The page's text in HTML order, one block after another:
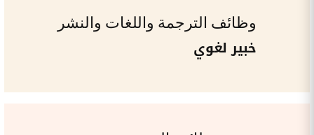
وظائف الترجمة واللغات والنشر
خبير لغوي